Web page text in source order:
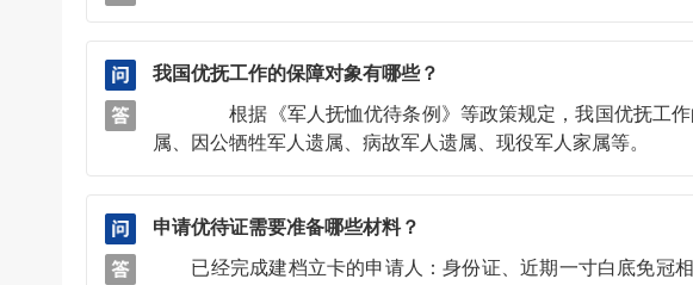
我国优抚工作的保障对象有哪些？
根据《军人抚恤优待条例》等政策规定，我国优抚工作的
属、因公牺牲军人遗属、病故军人遗属、现役军人家属等。
申请优待证需要准备哪些材料？
已经完成建档立卡的申请人：身份证、近期一寸白底免冠